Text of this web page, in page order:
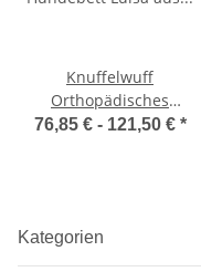
Knuffelwuff
Orthopädisches
Hundebett Luisa aus
76,85 € - 121,50 € *
Kategorien